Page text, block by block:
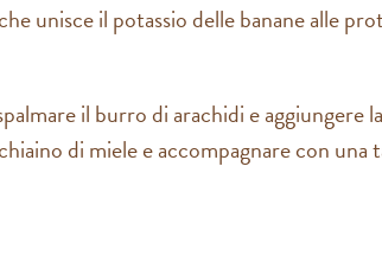
unisce il potassio delle banane alle
il burro di arachidi e
di miele e accompagnare con una